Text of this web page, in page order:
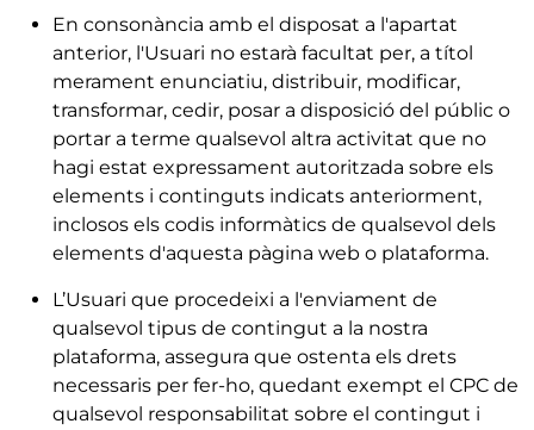
En consonància amb el disposat a l'apartat
anterior, l'Usuari no estarà facultat per, a títol
merament enunciatiu, distribuir, modificar,
transformar, cedir, posar a disposició del públic o
portar a terme qualsevol altra activitat que no
hagi estat expressament autoritzada sobre els
elements i continguts indicats anteriorment,
inclosos els codis informàtics de qualsevol dels
elements d'aquesta pàgina web o plataforma.
L’Usuari que procedeixi a l'enviament de
qualsevol tipus de contingut a la nostra
plataforma, assegura que ostenta els drets
necessaris per fer-ho, quedant exempt el CPC de
qualsevol responsabilitat sobre el contingut i